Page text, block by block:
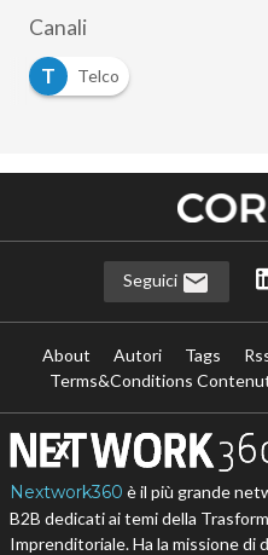
Canali
T
Telco
Seguici
About Autori Tags
Terms&Conditions
Nextwork360 è il più grande
B2B dedicati ai temi della
Imprenditoriale. Ha la missione